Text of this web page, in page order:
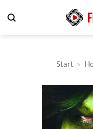
Inhalt
Start »